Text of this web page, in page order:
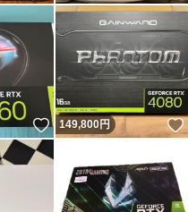
いいね！
149,800円